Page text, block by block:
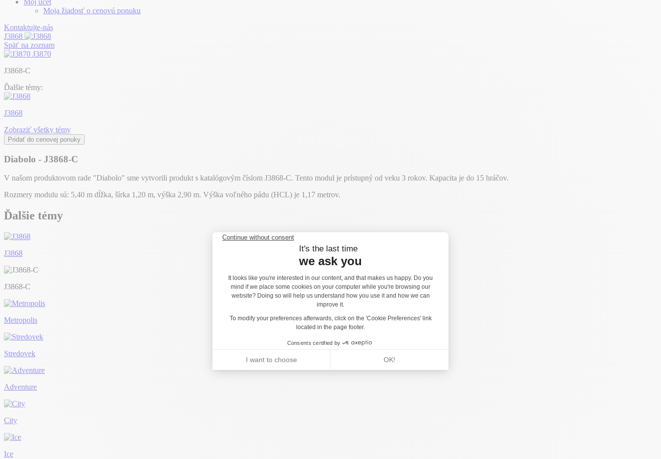
Môj účet
Moja žiadosť o cenovú ponuku
Kontaktujte-nás
J3868
Späť na zoznam
J3870
J3868-C
Ďalšie témy:
J3868
Zobraziť všetky témy
Pridať do cenovej ponuky
Diabolo - J3868-C
V našom produktovom rade "Diabolo" sme vytvorili produkt s katalógovým číslom J3868-C. Tento modul je prístupný od veku 3 rokov. Kapacita je do 15 hráčov.
Rozmery modulu sú: 5,40 m dĺžka, šírka 1,20 m, výška 2,90 m. Výška voľného pádu (HCL) je 1,17 metrov.
Ďalšie témy
J3868
J3868-C
Metropolis
Stredovek
Adventure
City
Ice